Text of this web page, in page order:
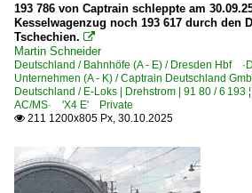
193 786 von Captrain schleppte am
Kesselwagenzug noch 193 617 durch den
Tschechien. 
Martin Schneider
Deutschland / Bahnhöfe (A - E) / Dresden Hbf
Unternehmen (A - K) / Captrain Deutschland
Deutschland / E-Loks | Drehstrom | 91 80 / 6
AC/MS· 'X4 E' Private
 211 1200x805 Px, 30.10.2025